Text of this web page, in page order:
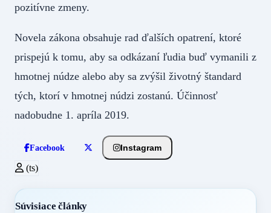
pozitívne zmeny.
Novela zákona obsahuje rad ďalších opatrení, ktoré
prispejú k tomu, aby sa odkázaní ľudia buď vymanili z
hmotnej núdze alebo aby sa zvýšil životný štandard
tých, ktorí v hmotnej núdzi zostanú. Účinnosť
nadobudne 1. apríla 2019.
Facebook Instagram
(ts)
Súvisiace články